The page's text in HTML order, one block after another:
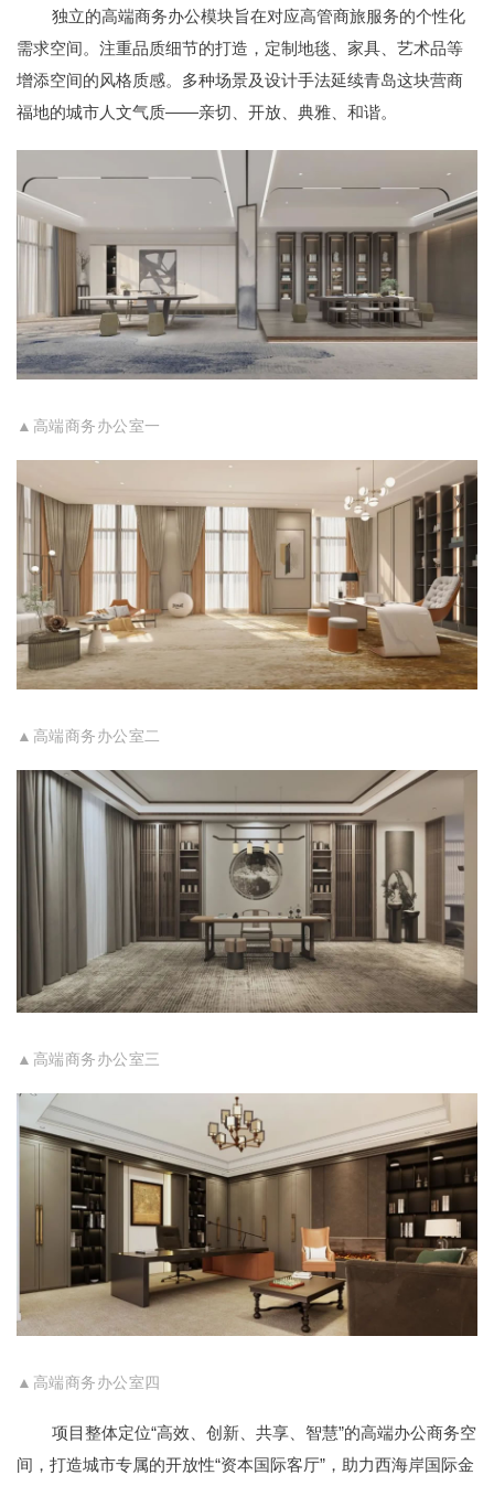
独立的高端商务办公模块旨在对应高管商旅服务的个性化
需求空间。注重品质细节的打造，定制地毯、家具、艺术品等
增添空间的风格质感。多种场景及设计手法延续青岛这块营商
福地的城市人文气质——亲切、开放、典雅、和谐。
▲高端商务办公室一
▲高端商务办公室二
▲高端商务办公室三
▲高端商务办公室四
项目整体定位“高效、创新、共享、智慧”的高端办公商务空
间，打造城市专属的开放性“资本国际客厅”，助力西海岸国际金